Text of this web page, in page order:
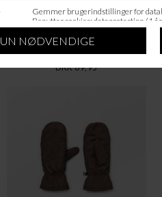
BECKSÖNDERGAARD
BLACK TELMA SOLID SOCK
DKK 69,95